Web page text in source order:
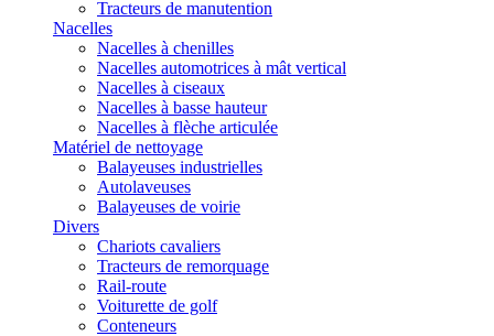
Tracteurs de manutention
Nacelles
Nacelles à chenilles
Nacelles automotrices à mât vertical
Nacelles à ciseaux
Nacelles à basse hauteur
Nacelles à flèche articulée
Matériel de nettoyage
Balayeuses industrielles
Autolaveuses
Balayeuses de voirie
Divers
Chariots cavaliers
Tracteurs de remorquage
Rail-route
Voiturette de golf
Conteneurs